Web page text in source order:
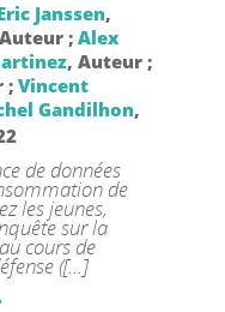
Janssen,
; Alex
, Auteur ;
; Vincent
Gandilhon,
de données
de
les jeunes,
sur la
cours de
([...]